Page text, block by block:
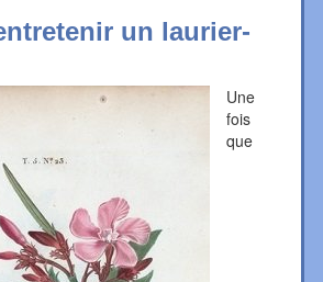
un laurier-
Une
fois
que